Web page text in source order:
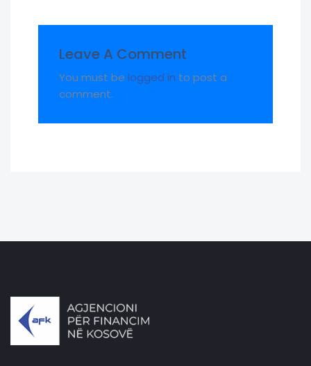
Leave A Comment
You must be logged in to post a
comment.